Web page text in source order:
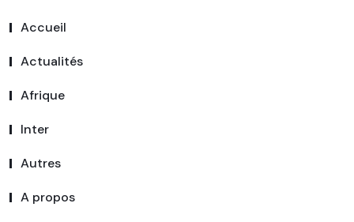
Accueil
Actualités
Afrique
Inter
Autres
A propos